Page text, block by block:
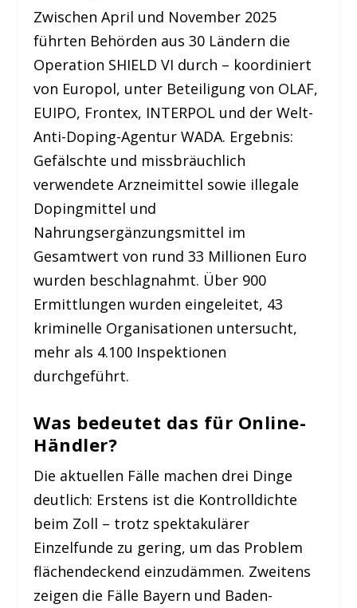
Zwischen April und November 2025
führten Behörden aus 30 Ländern die
Operation SHIELD VI durch – koordiniert
von Europol, unter Beteiligung von OLAF,
EUIPO, Frontex, INTERPOL und der Welt-
Anti-Doping-Agentur WADA. Ergebnis:
Gefälschte und missbräuchlich
verwendete Arzneimittel sowie illegale
Dopingmittel und
Nahrungsergänzungsmittel im
Gesamtwert von rund 33 Millionen Euro
wurden beschlagnahmt. Über 900
Ermittlungen wurden eingeleitet, 43
kriminelle Organisationen untersucht,
mehr als 4.100 Inspektionen
durchgeführt.
Was bedeutet das für Online-
Händler?
Die aktuellen Fälle machen drei Dinge
deutlich: Erstens ist die Kontrolldichte
beim Zoll – trotz spektakulärer
Einzelfunde zu gering, um das Problem
flächendeckend einzudämmen. Zweitens
zeigen die Fälle Bayern und Baden-